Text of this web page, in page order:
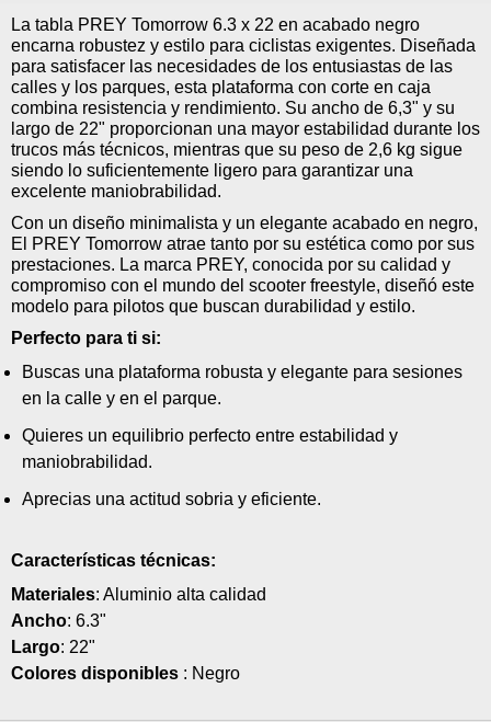
La tabla PREY Tomorrow 6.3 x 22 en acabado negro
encarna robustez y estilo para ciclistas exigentes. Diseñada
para satisfacer las necesidades de los entusiastas de las
calles y los parques, esta plataforma con corte en caja
combina resistencia y rendimiento. Su ancho de 6,3" y su
largo de 22" proporcionan una mayor estabilidad durante los
trucos más técnicos, mientras que su peso de 2,6 kg sigue
siendo lo suficientemente ligero para garantizar una
excelente maniobrabilidad.
Con un diseño minimalista y un elegante acabado en negro,
El PREY Tomorrow atrae tanto por su estética como por sus
prestaciones. La marca PREY, conocida por su calidad y
compromiso con el mundo del scooter freestyle, diseñó este
modelo para pilotos que buscan durabilidad y estilo.
Perfecto para ti si:
Buscas una plataforma robusta y elegante para sesiones
en la calle y en el parque.
Quieres un equilibrio perfecto entre estabilidad y
maniobrabilidad.
Aprecias una actitud sobria y eficiente.
Características técnicas:
Materiales: Aluminio alta calidad
Ancho: 6.3"
Largo: 22"
Colores disponibles : Negro